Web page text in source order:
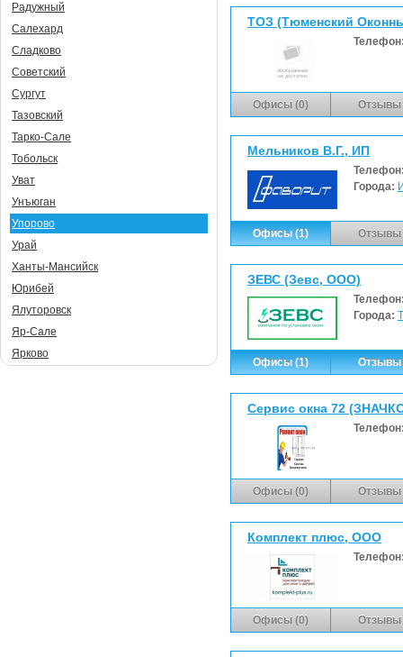
ТОЗ (Тюменский
Офисы (0) Отзывы
Мельников В.Г., ИП
Города:
Офисы (1) Отзывы
ЗЕВС (Зевс, ООО)
Города:
Офисы (1) Отзывы
Сервис окна 72
Офисы (0) Отзывы
Комплект плюс, ООО
Офисы (0) Отзывы
Радужный
Салехард
Сладково
Советский
Сургут
Тазовский
Тарко-Сале
Тобольск
Уват
Унъюган
Упорово
Урай
Ханты-Мансийск
Юрибей
Ялуторовск
Яр-Сале
Ярково